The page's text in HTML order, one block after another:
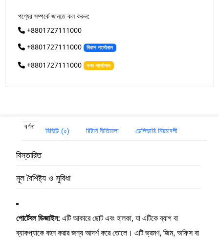
পণ্যের সম্পর্কে জানতে কল করুন:
+8801727111000
+8801727111000
বিকাশ পার্সোনাল
+8801727111000 নগদ পার্সোনাল
বর্ণনা
রিভিউ (০) রিটার্ন নীতিমালা ডেলিভারি নিয়মাবলী
বিস্তারিত
মূল বৈশিষ্ট্য ও সুবিধা
পোর্টেবল ডিজাইন: এটি আকারে ছোট এবং হালকা, যা এটিকে ব্যাগ বা
ব্যাকপ্যাকে বহন করার জন্য আদর্শ করে তোলে। এটি ভ্রমণ, জিম, অফিস বা